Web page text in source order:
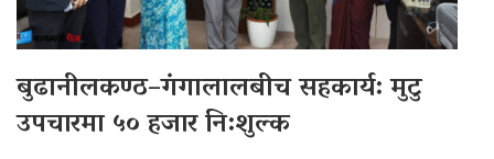
बुढानीलकण्ठ–गंगालालबीच सहकार्य: मुटु
उपचारमा ५० हजार नि:शुल्क